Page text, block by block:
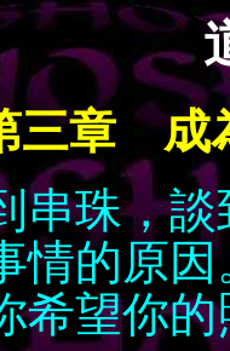
三章 成
串珠，
情的原
希望你